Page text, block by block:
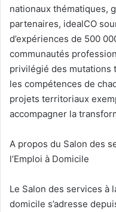
nationaux thématiques,
partenaires, idealCO
d’expériences de 500
communautés
privilégié des mutations
les compétences de
projets territoriaux
accompagner la
A propos du Salon des
l’Emploi à Domicile
Le Salon des services à
domicile s’adresse